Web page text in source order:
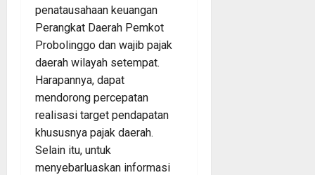
penatausahaan keuangan
Perangkat Daerah Pemkot
Probolinggo dan wajib pajak
daerah wilayah setempat.
Harapannya, dapat
mendorong percepatan
realisasi target pendapatan
khususnya pajak daerah.
Selain itu, untuk
menyebarluaskan informasi